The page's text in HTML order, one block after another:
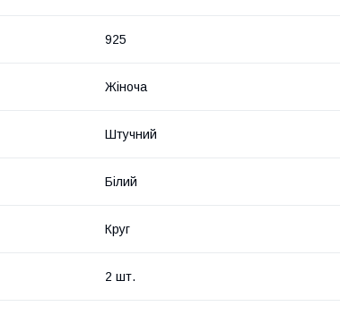
925
Жіноча
Штучний
Білий
Круг
2 шт.